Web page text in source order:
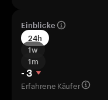
Einblicke
24h
1w
1m
- 3
Erfahrene Käufer